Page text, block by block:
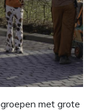
met grote